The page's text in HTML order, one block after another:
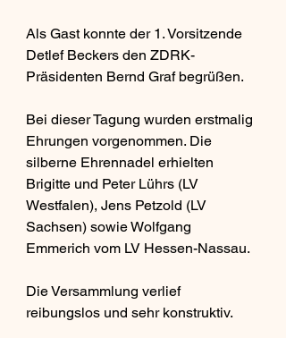
Als Gast konnte der 1. Vorsitzende
Detlef Beckers den ZDRK-
Präsidenten Bernd Graf begrüßen.
Bei dieser Tagung wurden erstmalig
Ehrungen vorgenommen. Die
silberne Ehrennadel erhielten
Brigitte und Peter Lührs (LV
Westfalen), Jens Petzold (LV
Sachsen) sowie Wolfgang
Emmerich vom LV Hessen-Nassau.
Die Versammlung verlief
reibungslos und sehr konstruktiv.